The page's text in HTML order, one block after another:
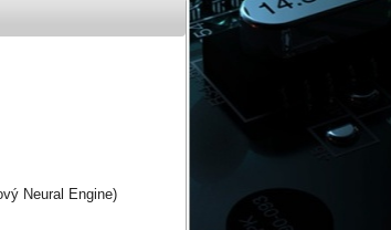
Neural Engine)